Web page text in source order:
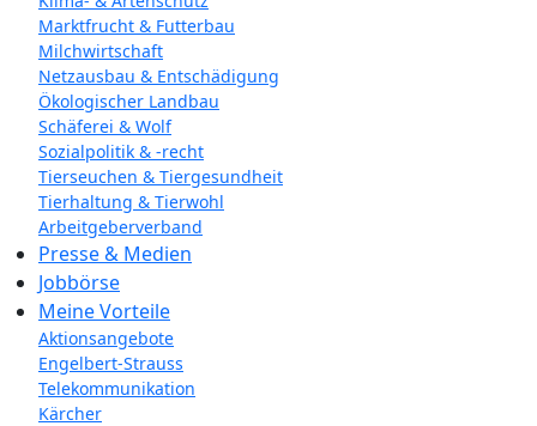
Marktfrucht & Futterbau
Milchwirtschaft
Netzausbau & Entschädigung
Ökologischer Landbau
Schäferei & Wolf
Sozialpolitik & -recht
Tierseuchen & Tiergesundheit
Tierhaltung & Tierwohl
Arbeitgeberverband
Presse & Medien
Jobbörse
Meine Vorteile
Aktionsangebote
Engelbert-Strauss
Telekommunikation
Kärcher